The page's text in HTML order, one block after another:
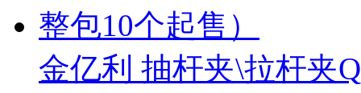
金亿利 抽杆夹\拉杆夹